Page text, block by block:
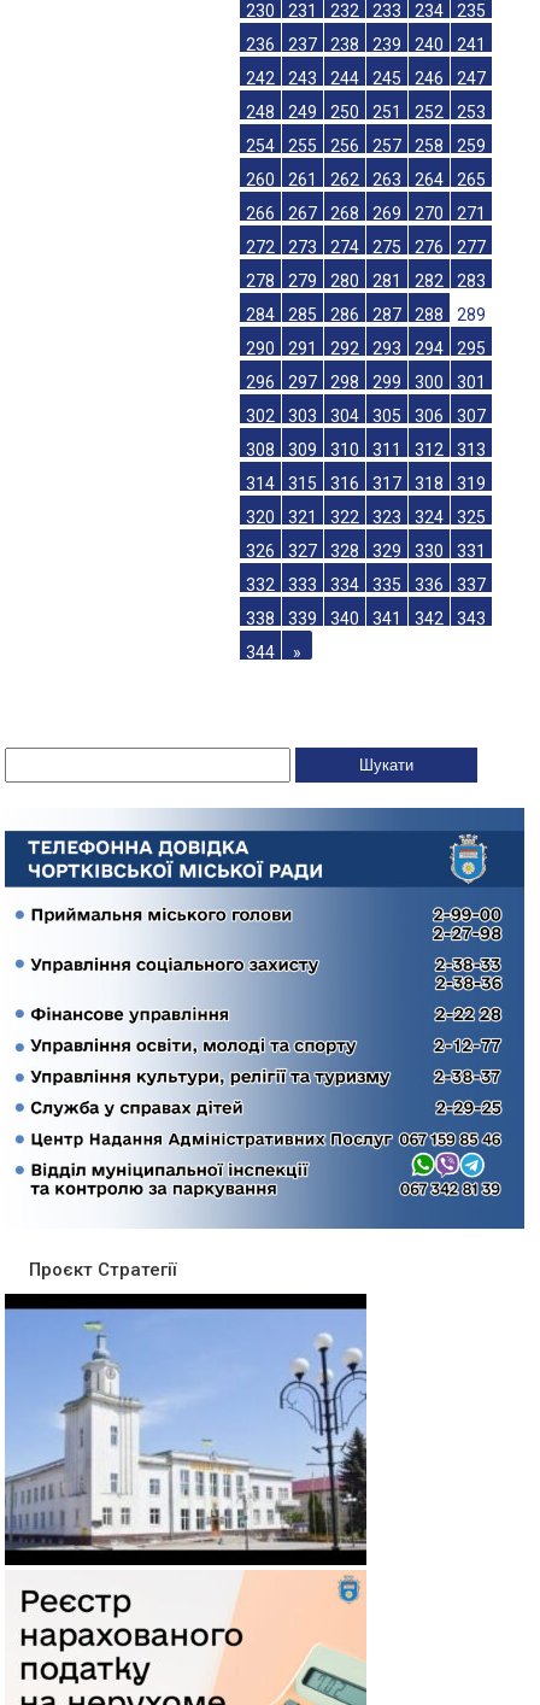
230
231 232 233 234
235
236
237 238 239 240
241
242
243 244 245 246
247
248
249 250 251 252
253
254
255 256 257 258
259
260
261 262 263 264
265
266
267 268 269 270
271
272
273 274 275 276
277
278
279 280 281 282
283
284
285 286 287 288
289
290
291 292 293 294
295
296
297 298 299 300
301
302
303 304 305 306
307
308
309 310 311 312
313
314
315 316 317 318
319
320
321 322 323 324
325
326
327 328 329 330
331
332
333 334 335 336
337
338
339 340 341 342
343
344
»
Проєкт Стратегії